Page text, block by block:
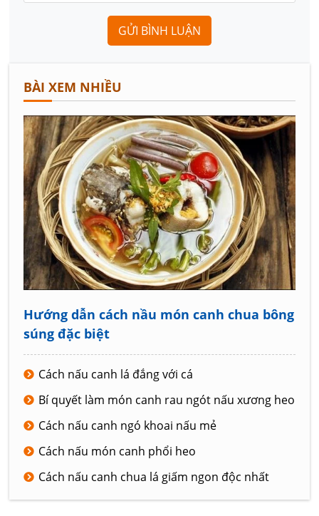
GỬI BÌNH LUẬN
BÀI XEM NHIỀU
Hướng dẫn cách nầu món canh chua bông
súng đặc biệt
Cách nấu canh lá đắng với cá
Bí quyết làm món canh rau ngót nấu xương heo
Cách nấu canh ngó khoai nấu mẻ
Cách nấu món canh phổi heo
Cách nấu canh chua lá giấm ngon độc nhất